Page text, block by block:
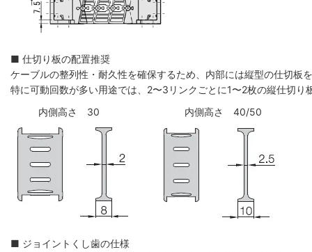
■ 仕切り板の配置推奨
ケーブルの整列性・耐久性を確保するため、内部には縦型の仕切板
特に可動回数が多い用途では、2〜3リンクごとに1〜2枚の縦仕切
内側高さ 30
内側高さ 40/50
■ ジョイントくし歯の仕様